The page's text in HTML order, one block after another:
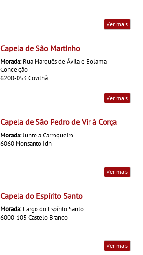
Ver mais
Capela de São Martinho
Morada: Rua Marquês de Ávila e Bolama
Conceição
6200-053 Covilhã
Ver mais
Capela de São Pedro de Vir à Corça
Morada: Junto a Carroqueiro
6060 Monsanto Idn
Ver mais
Capela do Espírito Santo
Morada: Largo do Espírito Santo
6000-105 Castelo Branco
Ver mais